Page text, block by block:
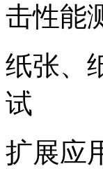
击性能
纸张、
试
扩展应